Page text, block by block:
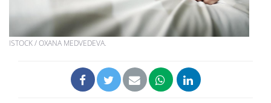
ISTOCK / OXANA MEDVEDEVA.